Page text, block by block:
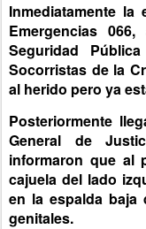
Inmediatamente
Emergencias
Seguridad
Socorristas de la
al herido pero ya
Posteriormente
General de
informaron que al
cajuela del lado
en la espalda baja
genitales.